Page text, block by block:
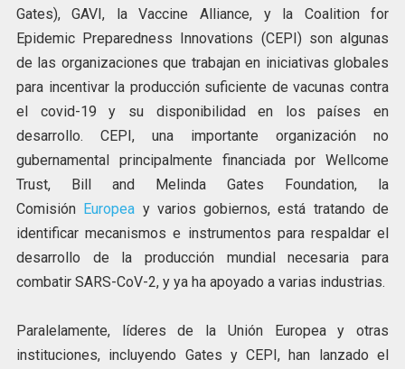
Gates), GAVI, la Vaccine Alliance, y la Coalition for
Epidemic Preparedness Innovations (CEPI) son algunas
de las organizaciones que trabajan en iniciativas globales
para incentivar la producción suficiente de vacunas contra
el covid-19 y su disponibilidad en los países en
desarrollo. CEPI, una importante organización no
gubernamental principalmente financiada por Wellcome
Trust, Bill and Melinda Gates Foundation, la
Comisión Europea y varios gobiernos, está tratando de
identificar mecanismos e instrumentos para respaldar el
desarrollo de la producción mundial necesaria para
combatir SARS-CoV-2, y ya ha apoyado a varias industrias.
Paralelamente, líderes de la Unión Europea y otras
instituciones, incluyendo Gates y CEPI, han lanzado el